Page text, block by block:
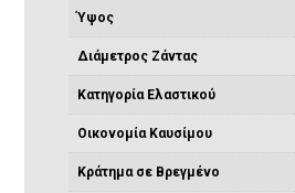
Ύψος
Διάμετρος Ζάντας
Κατηγορία Ελαστικού
Οικονομία Καυσίμου
Κράτημα σε Βρεγμένο